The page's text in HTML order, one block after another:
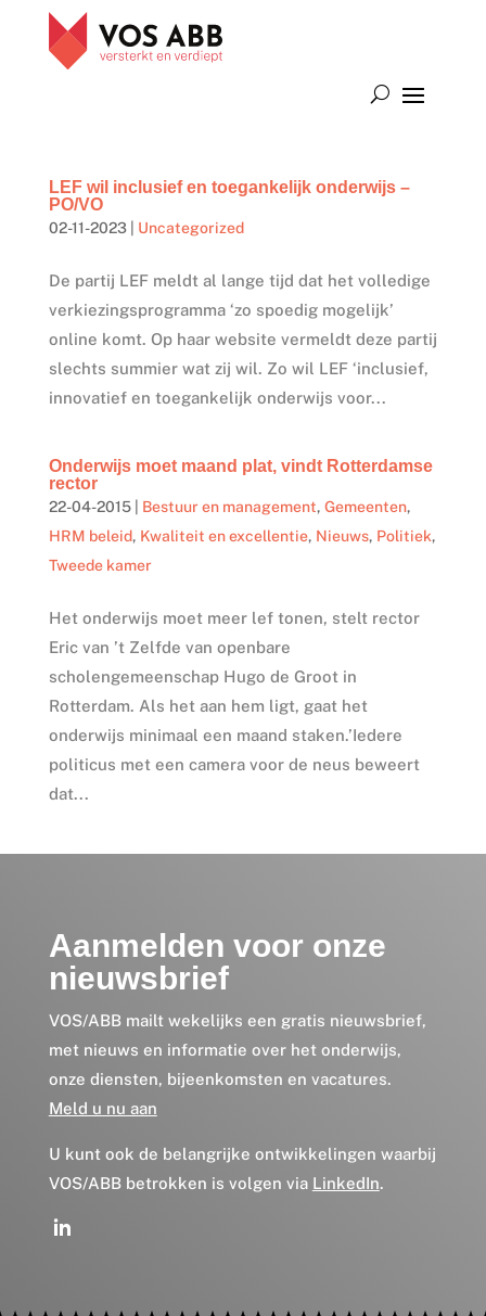
LEF wil inclusief en toegankelijk onderwijs –
PO/VO
02-11-2023| Uncategorized
De partij LEF meldt al lange tijd dat het volledige
verkiezingsprogramma ‘zo spoedig mogelijk’
online komt. Op haar website vermeldt deze partij
slechts summier wat zij wil. Zo wil LEF ‘inclusief,
innovatief en toegankelijk onderwijs voor...
Onderwijs moet maand plat, vindt Rotterdamse
rector
22-04-2015| Bestuur en management, Gemeenten,
HRM beleid, Kwaliteit en excellentie, Nieuws, Politiek,
Tweede kamer
Het onderwijs moet meer lef tonen, stelt rector
Eric van ’t Zelfde van openbare
scholengemeenschap Hugo de Groot in
Rotterdam. Als het aan hem ligt, gaat het
onderwijs minimaal een maand staken.’Iedere
politicus met een camera voor de neus beweert
dat...
Aanmelden voor onze
nieuwsbrief
VOS/ABB mailt wekelijks een gratis nieuwsbrief,
met nieuws en informatie over het onderwijs,
onze diensten, bijeenkomsten en vacatures.
Meld u nu aan
U kunt ook de belangrijke ontwikkelingen waarbij
VOS/ABB betrokken is volgen via LinkedIn.